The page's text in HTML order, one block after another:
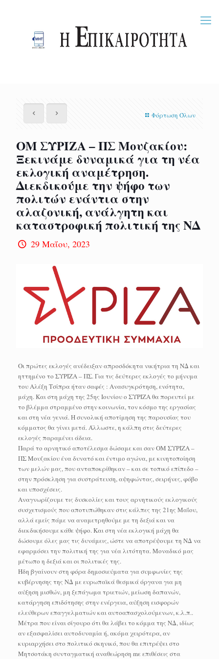
Φόρτωση Όλων
ΟΜ ΣΥΡΙΖΑ – ΠΣ Μουζακίου:
Ξεκινάμε δυναμικά για τη νέα
εκλογική αναμέτρηση.
Διεκδικούμε την ψήφο των
πολιτών ενάντια στην
αλαζονική, ανάλγητη και
καταστροφική πολιτική της ΝΔ
29 Μαΐου, 2023
Οι πρώτες εκλογές ανέδειξαν απροσδόκητα νικήτρια τη ΝΔ και
ηττημένο το ΣΥΡΙΖΑ – ΠΣ. Για τις δεύτερες εκλογές το μήνυμα
του Αλέξη Τσίπρα ήταν σαφές : Ανασυγκρότηση, ενότητα,
μάχη. Και στη μάχη της 25ης Ιουνίου ο ΣΥΡΙΖΑ θα πορευτεί με
το βλέμμα στραμμένο στην κοινωνία, τον κόσμο της εργασίας
και στη νέα γενιά. Η συνολική αποτίμηση της παρουσίας του
κόμματος θα γίνει μετά. Άλλωστε, η κάλπη στις δεύτερες
εκλογές παραμένει άδεια.
Παρά το αρνητικό αποτέλεσμα δώσαμε και σαν ΟΜ ΣΥΡΙΖΑ –
ΠΣ Μουζακίου ένα δυνατό και έντιμο αγώνα, με κινητοποίηση
των μελών μας, που ανταποκρίθηκαν – και σε τοπικό επίπεδο –
στην πρόσκληση για συστράτευση, αψηφώντας, σειρήνες, φόβο
και υποσχέσεις.
Αναγνωρίζουμε τις δυσκολίες και τους αρνητικούς εκλογικούς
συσχετισμούς που αποτυπώθηκαν στις κάλπες της 21ης Μαΐου,
αλλά εμείς πάμε να αναμετρηθούμε με τη δεξιά και να
διεκδικήσουμε κάθε ψήφο. Και στη νέα εκλογική μάχη θα
δώσουμε όλες μας τις δυνάμεις, ώστε να αποτρέψουμε τη ΝΔ να
εφαρμόσει την πολιτική της για νέα λιτότητα. Μοναδικό μας
μέτωπο η δεξιά και οι πολιτικές της.
Ήδη βγαίνουν στη φόρα δημοσιεύματα για συμφωνίες της
κυβέρνησης της ΝΔ με ευρωπαϊκά θεσμικά όργανα για μη
αύξηση μισθών, μη ξεπάγωμα τριετιών, μείωση δαπανών,
κατάργηση επιδότησης στην ενέργεια, αύξηση εισφορών
ελεύθερων επαγγελματιών και αυτοαπασχολούμενων, κ.λ.π..
Μέτρα που είναι σίγουρο ότι θα λάβει το κόμμα της ΝΔ, ιδίως
αν εξασφαλίσει αυτοδυναμία ή, ακόμα χειρότερα, αν
κυριαρχήσει στο πολιτικό σκηνικό, που θα επιτρέψει στο
Μητσοτάκη συνταγματική αναθεώρηση mε επιθέσεις στα